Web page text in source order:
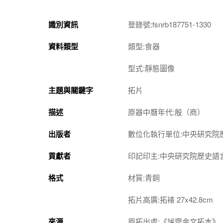
識別資訊 登錄號:fsnrb187751-1330
資料類型 類型:食器
型式:靜態圖像
主題與關鍵字 拓片
描述 原器中曆年代:殷（商）
出版者 數位化執行單位:中央研究院
貢獻者 印記印主:中央研究院歷史語
格式 材質:青銅
拓片高廣:拓裱 27x42.8cm